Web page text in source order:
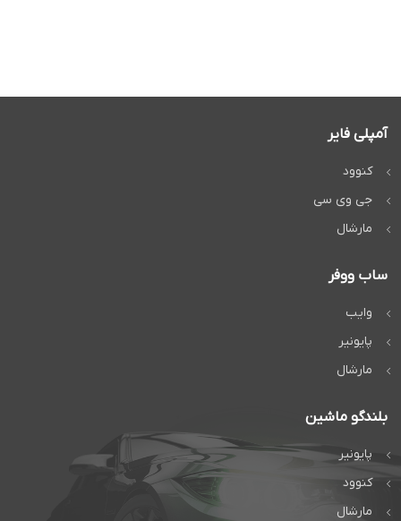
آمپلی فایر
کنوود
جی وی سی
مارشال
ساب ووفر
وایب
پایونیر
مارشال
بلندگو ماشین
پایونیر
کنوود
مارشال